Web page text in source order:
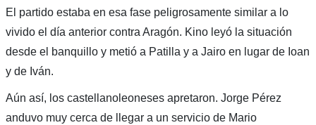
El partido estaba en esa fase peligrosamente similar a lo
vivido el día anterior contra Aragón. Kino leyó la situación
desde el banquillo y metió a Patilla y a Jairo en lugar de Ioan
y de Iván.
Aún así, los castellanoleoneses apretaron. Jorge Pérez
anduvo muy cerca de llegar a un servicio de Mario